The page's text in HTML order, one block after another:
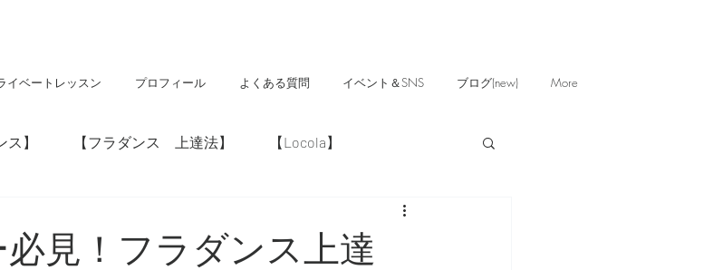
イベートレッスン プロフィール よくある質問 イベント＆SNS ブログ(new) More
ス】 【フラダンス 上達法】 【Locola】
閣】
必見！フラダンス上達